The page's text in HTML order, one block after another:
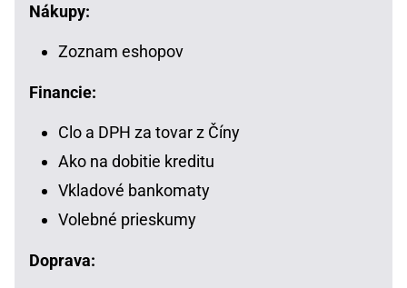
Nákupy:
Zoznam eshopov
Financie:
Clo a DPH za tovar z Číny
Ako na dobitie kreditu
Vkladové bankomaty
Volebné prieskumy
Doprava: